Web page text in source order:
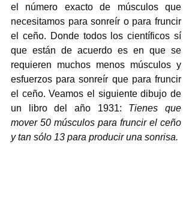
el número exacto de músculos que
necesitamos para sonreír o para fruncir
el ceño. Donde todos los científicos sí
que están de acuerdo es en que se
requieren muchos menos músculos y
esfuerzos para sonreír que para fruncir
el ceño. Veamos el siguiente dibujo de
un libro del año 1931: Tienes que
mover 50 músculos para fruncir el ceño
y tan sólo 13 para producir una sonrisa.